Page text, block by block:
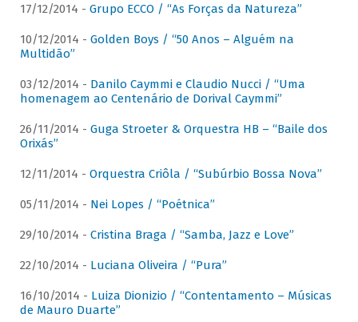
17/12/2014 - Grupo ECCO / “As Forças da Natureza”
10/12/2014 - Golden Boys / “50 Anos – Alguém na
Multidão”
03/12/2014 - Danilo Caymmi e Claudio Nucci / “Uma
homenagem ao Centenário de Dorival Caymmi”
26/11/2014 - Guga Stroeter & Orquestra HB – “Baile dos
Orixás”
12/11/2014 - Orquestra Criôla / “Subúrbio Bossa Nova”
05/11/2014 - Nei Lopes / “Poétnica”
29/10/2014 - Cristina Braga / “Samba, Jazz e Love”
22/10/2014 - Luciana Oliveira / “Pura”
16/10/2014 - Luiza Dionizio / “Contentamento – Músicas
de Mauro Duarte”